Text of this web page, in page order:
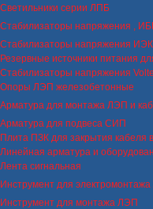
Светильники серии ЛПБ
Стабилизаторы напряжения ,
Стабилизаторы напряжения ИЭК
Резервные источники питания
Стабилизаторы напряжения
Опоры ЛЭП железобетонные
Арматура для монтажа ЛЭП и
Арматура для подвеса СИП
Плита ПЗК для закрытия кабеля
Линейная арматура и
Лента сигнальная
Инструмент для электромонтажа
Инструмент для монтажа ЛЭП